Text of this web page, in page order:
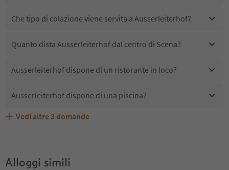
Che tipo di colazione viene servita a Ausserleiterhof?
Quanto dista Ausserleiterhof dal centro di Scena?
Ausserleiterhof dispone di un ristorante in loco?
Ausserleiterhof dispone di una piscina?
Ausserleiterhof accetta animali domestici?
Quali servizi/attività sono disponibili presso
Gli ospiti di Ausserleiterhof ricevono l'Alto Adige Guest
Vedi altre 3 domande
Alloggi simili